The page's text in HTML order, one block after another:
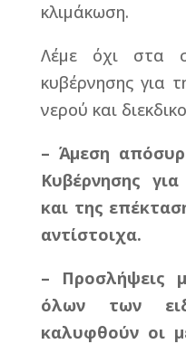
κλιμάκωση.
Λέμε όχι στα
κυβέρνησης για
νερού και
– Άμεση
Κυβέρνησης
και της
αντίστοιχα.
– Προσλήψεις
όλων των
καλυφθούν οι